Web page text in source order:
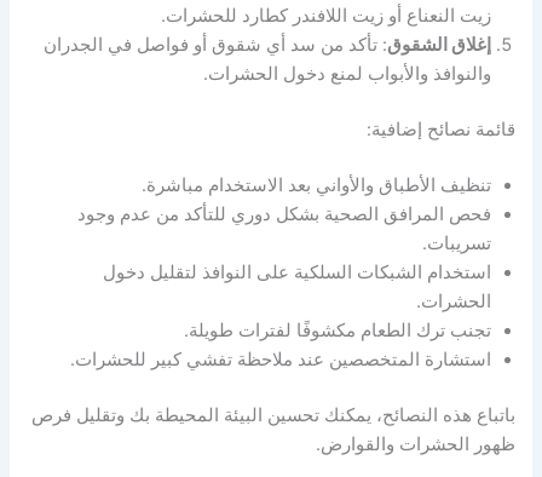
زيت النعناع أو زيت اللافندر كطارد للحشرات.
إغلاق الشقوق: تأكد من سد أي شقوق أو فواصل في الجدران
والنوافذ والأبواب لمنع دخول الحشرات.
قائمة نصائح إضافية:
تنظيف الأطباق والأواني بعد الاستخدام مباشرة.
فحص المرافق الصحية بشكل دوري للتأكد من عدم وجود
تسريبات.
استخدام الشبكات السلكية على النوافذ لتقليل دخول
الحشرات.
تجنب ترك الطعام مكشوفًا لفترات طويلة.
استشارة المتخصصين عند ملاحظة تفشي كبير للحشرات.
باتباع هذه النصائح، يمكنك تحسين البيئة المحيطة بك وتقليل فرص
ظهور الحشرات والقوارض.